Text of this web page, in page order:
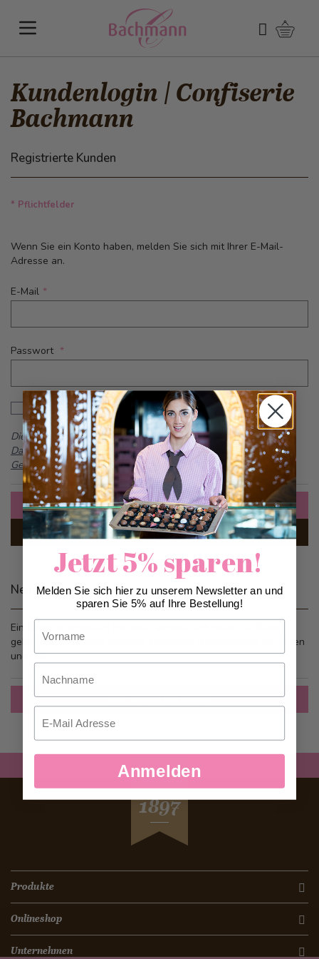
Suchen
Kundenlogin | Confiserie
Bachmann
Registrierte Kunden
* Pflichtfelder
Wenn Sie ein Konto haben, melden Sie sich mit Ihrer E-Mail-
Adresse an.
E-Mail
Passwort
Passwort anzeigen
Dieses Formular ist durch reCAPTCHA geschützt -Google
Datenschutzbestimmungenund
Allgemeine
Geschäftsbedingungen
Anmelden
Passwort vergessen?
Neue Kunden
Ein Konto zu erstellen hat viele Vorteile: schneller zur Kasse
gehen, mehr als eine Adresse speichern, Bestellungen verfolgen
und mehr.
Ein Konto erstellen
SEIT
1897
Produkte
Onlineshop
Unternehmen
Jetzt 5% sparen!
Melden Sie sich hier zu unserem Newsletter an und
sparen Sie 5% auf Ihre Bestellung!
Nachname
Email
Anmelden